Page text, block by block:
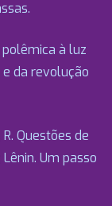
à luz
da revolução
Questões de
Um passo